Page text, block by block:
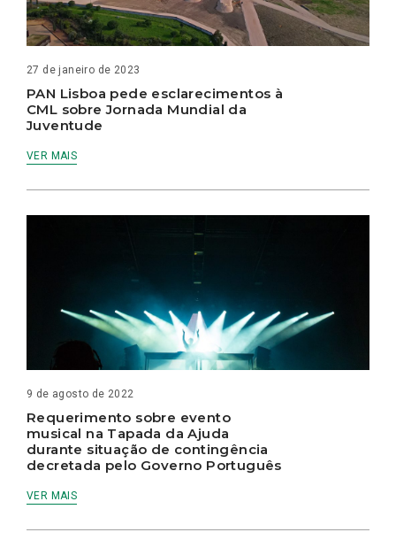
27 de janeiro de 2023
PAN Lisboa pede esclarecimentos à
CML sobre Jornada Mundial da
Juventude
VER MAIS
9 de agosto de 2022
Requerimento sobre evento
musical na Tapada da Ajuda
durante situação de contingência
decretada pelo Governo Português
VER MAIS